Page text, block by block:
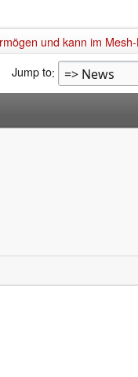
und kann im
Jump to